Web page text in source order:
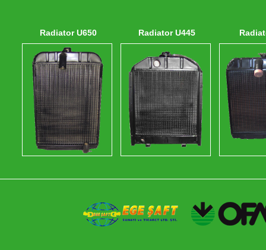
Radiator U650 Radiator U445